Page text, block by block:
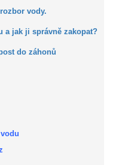
vody.
a jak ji správně zakopat?
do záhonů